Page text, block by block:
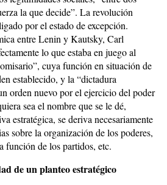
la que decide”. La revolución
por el estado de excepción.
entre Lenin y Kautsky, Carl
lo que estaba en juego al
cuya función en situación de
establecido, y la “dictadura
orden nuevo por el ejercicio del poder
sea el nombre que se le dé,
estratégica, se deriva necesariamente
sobre la organización de los poderes,
función de los partidos, etc.
de un planteo estratégico